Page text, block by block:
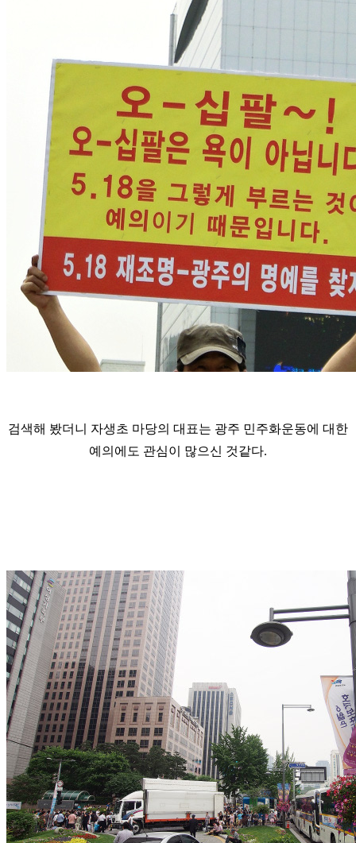
검색해 봤더니 자생초 마당의 대표는 광주 민주화운동에 대한
예의에도 관심이 많으신 것같다.